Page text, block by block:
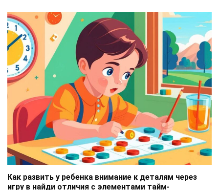
Как развить у ребенка внимание к деталям через
игру в найди отличия с элементами тайм-